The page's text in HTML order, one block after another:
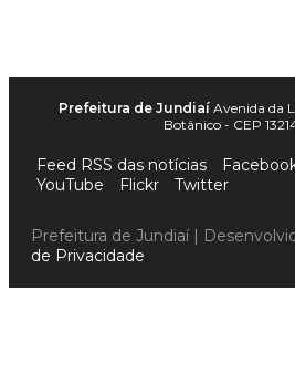
Prefeitura de Jundiaí Avenida da
Botânico - CEP
Feed RSS das notícias
YouTube
Flickr Twitter
Prefeitura de Jundiaí |
de Privacidade